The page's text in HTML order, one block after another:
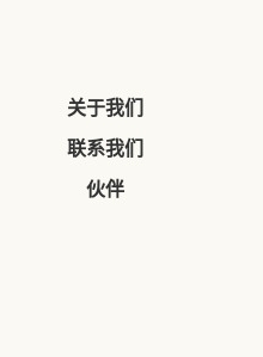
关于我们
联系我们
伙伴